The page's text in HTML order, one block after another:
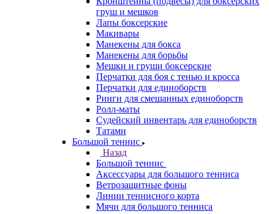
груш и мешков
Лапы боксерские
Макивары
Манекены для бокса
Манекены для борьбы
Мешки и груши боксерские
Перчатки для боя с тенью и кросса
Перчатки для единоборств
Ринги для смешанных единоборств
Ролл-маты
Судейский инвентарь для единоборств
Татами
Большой теннис
Назад
Большой теннис
Аксессуары для большого тенниса
Ветрозащитные фоны
Линии теннисного корта
Мячи для большого тенниса